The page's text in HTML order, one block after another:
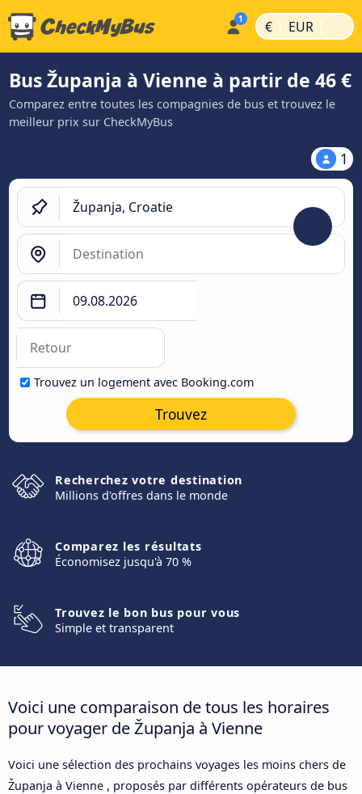
€ | EUR |
Bus Županja à Vienne à partir de 46 €
Comparez entre toutes les compagnies de bus et trouvez le
meilleur prix sur CheckMyBus
1
Trouvez un logement avec Booking.com
Trouvez
Recherchez votre destination
Millions d'offres dans le monde
Comparez les résultats
Économisez jusqu'à 70 %
Trouvez le bon bus pour vous
Simple et transparent
Voici une comparaison de tous les horaires
pour voyager de Županja à Vienne
Voici une sélection des prochains voyages les moins chers de
Županja à Vienne , proposés par différents opérateurs de bus